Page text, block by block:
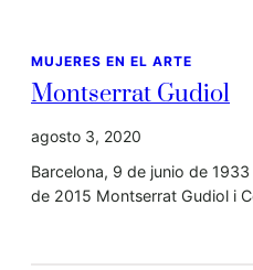
MUJERES EN EL ARTE
Montserrat Gudiol
agosto 3, 2020
Barcelona, 9 de junio de
de 2015 Montserrat Gudiol i